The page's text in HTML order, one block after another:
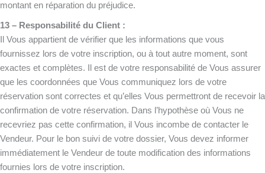
montant en réparation du préjudice.
13 – Responsabilité du Client :
Il Vous appartient de vérifier que les informations que vous
fournissez lors de votre inscription, ou à tout autre moment, sont
exactes et complètes. Il est de votre responsabilité de Vous assurer
que les coordonnées que Vous communiquez lors de votre
réservation sont correctes et qu’elles Vous permettront de recevoir la
confirmation de votre réservation. Dans l’hypothèse où Vous ne
recevriez pas cette confirmation, il Vous incombe de contacter le
Vendeur. Pour le bon suivi de votre dossier, Vous devez informer
immédiatement le Vendeur de toute modification des informations
fournies lors de votre inscription.